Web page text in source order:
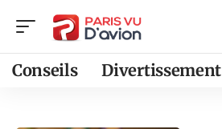
Conseils Divertissement